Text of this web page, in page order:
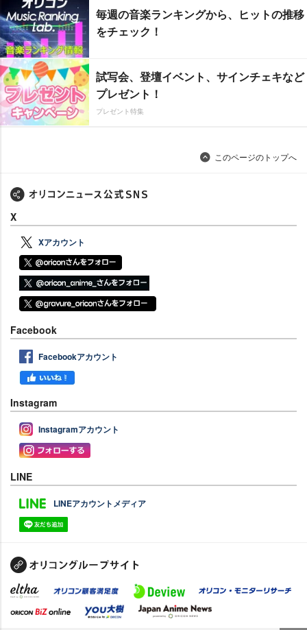
毎週の音楽ランキングから、ヒットの推移
をチェック！
試写会、登壇イベント、サインチェキなど
プレゼント！
プレゼント特集
このページのトップへ
X
Xアカウント
Facebook
Facebookアカウント
Instagram
Instagramアカウント
LINE
LINEアカウントメディア